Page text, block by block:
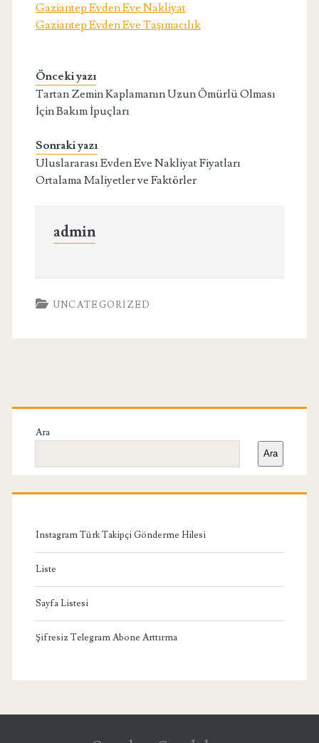
Gaziantep Evden Eve Nakliyat
Gaziantep Evden Eve Taşımacılık
Önceki yazı
Tartan Zemin Kaplamanın Uzun Ömürlü Olması
İçin Bakım İpuçları
Sonraki yazı
Uluslararası Evden Eve Nakliyat Fiyatları
Ortalama Maliyetler ve Faktörler
admin
UNCATEGORIZED
Birincil
Yan
Menü
Ara
Ara
Instagram Türk Takipçi Gönderme Hilesi
Liste
Sayfa Listesi
Şifresiz Telegram Abone Arttırma